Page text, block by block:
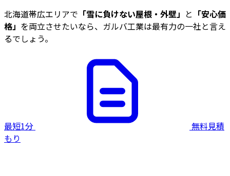
北海道帯広エリアで 「雪に負けない屋根・外壁」 と 「安心価
格」 を両立させたいなら、ガルバ工業は最有力の一社と言え
るでしょう。
最短1分
無料見積
もり